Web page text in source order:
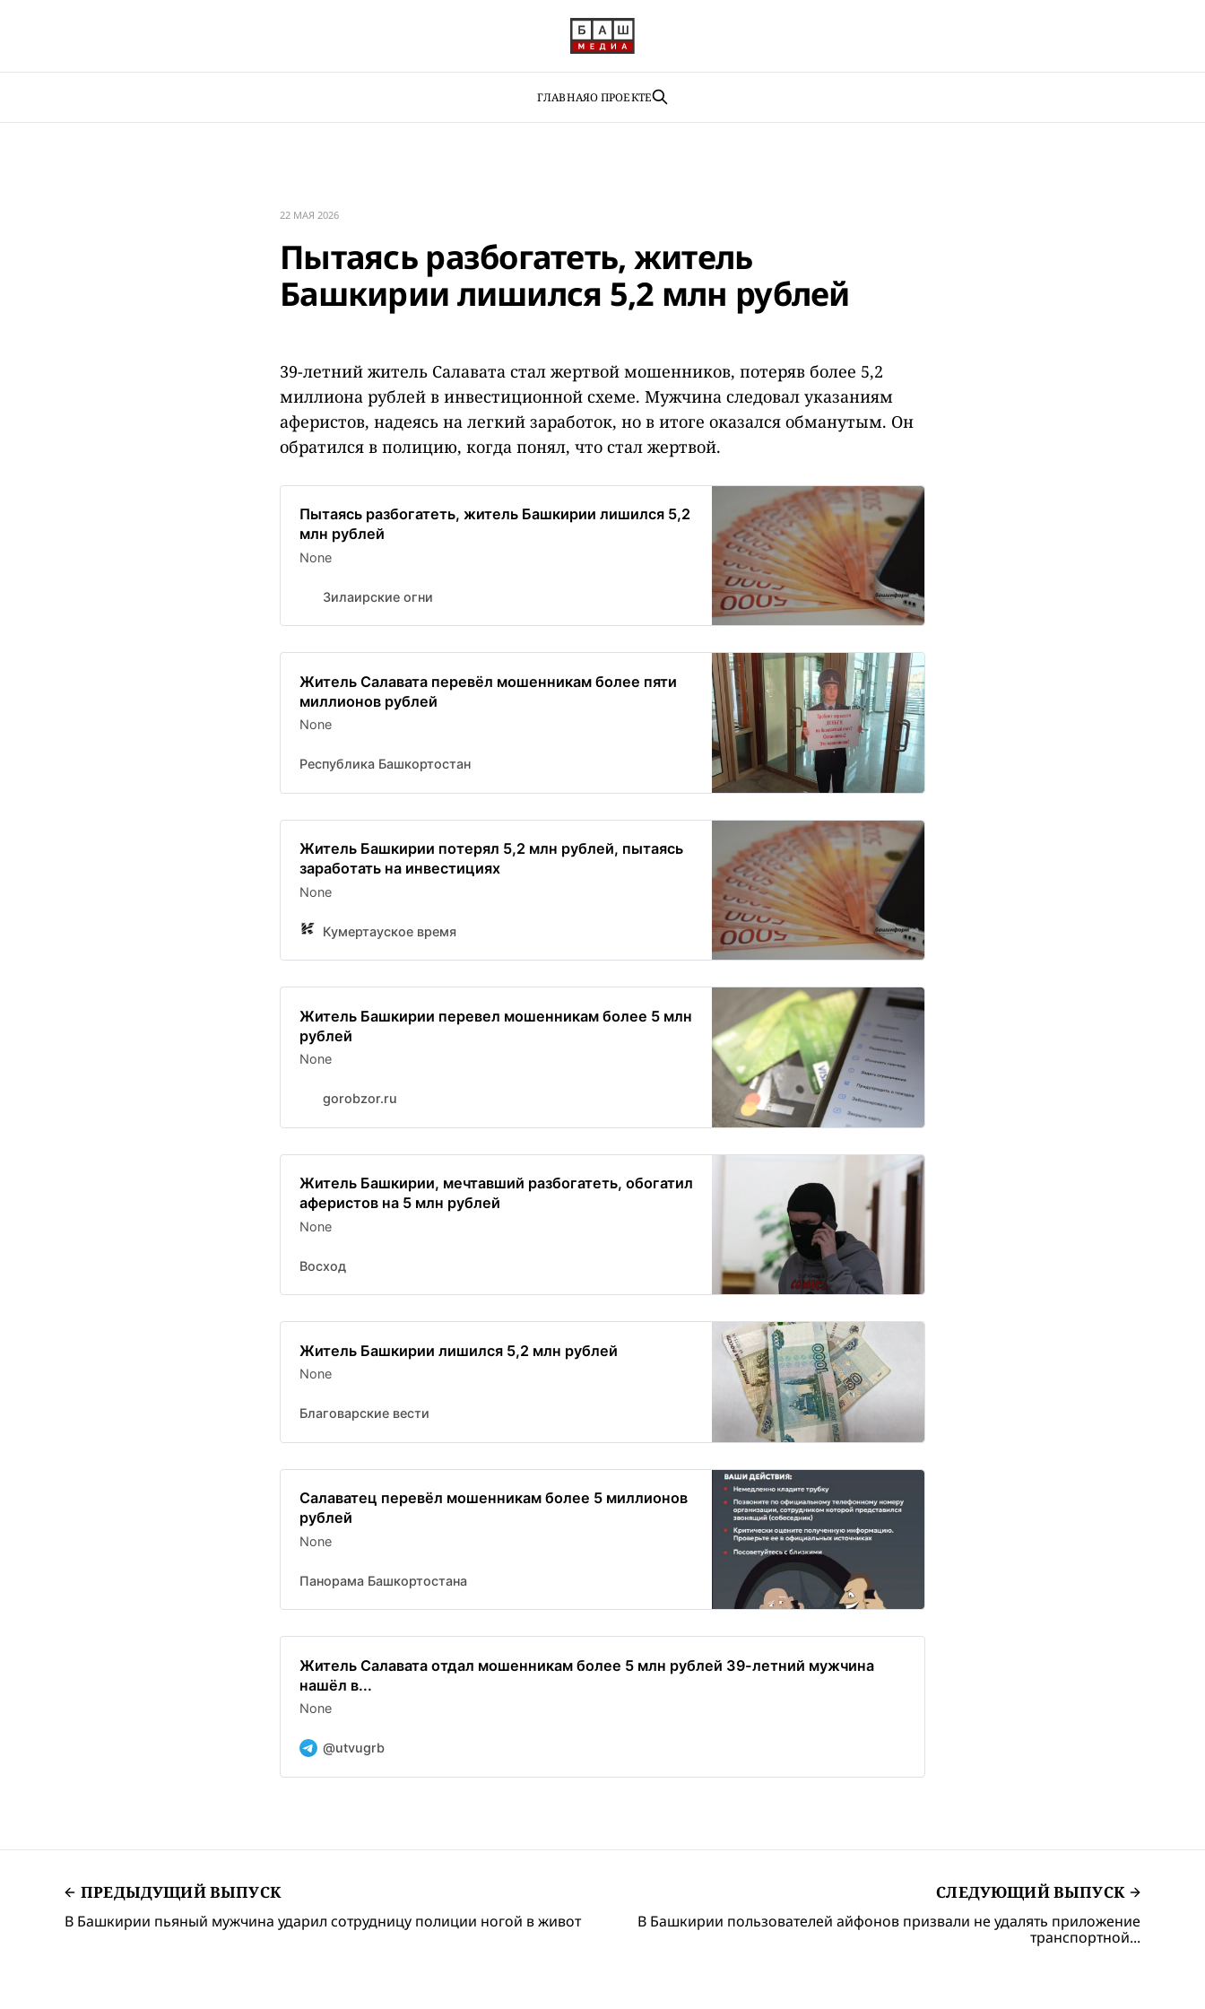
ГЛАВНАЯО ПРОЕКТЕ
22 МАЯ 2026
Пытаясь разбогатеть, житель
Башкирии лишился 5,2 млн рублей
39-летний житель Салавата стал жертвой мошенников, потеряв более 5,2
миллиона рублей в инвестиционной схеме. Мужчина следовал указаниям
аферистов, надеясь на легкий заработок, но в итоге оказался обманутым. Он
обратился в полицию, когда понял, что стал жертвой.
Пытаясь разбогатеть, житель Башкирии лишился 5,2
млн рублей
None
Зилаирские огни
Житель Салавата перевёл мошенникам более пяти
миллионов рублей
None
Республика Башкортостан
Житель Башкирии потерял 5,2 млн рублей, пытаясь
заработать на инвестициях
None
Кумертауское время
Житель Башкирии перевел мошенникам более 5 млн
рублей
None
gorobzor.ru
Житель Башкирии, мечтавший разбогатеть, обогатил
аферистов на 5 млн рублей
None
Восход
Житель Башкирии лишился 5,2 млн рублей
None
Благоварские вести
Салаватец перевёл мошенникам более 5 миллионов
рублей
None
Панорама Башкортостана
Житель Салавата отдал мошенникам более 5 млн рублей 39-летний мужчина
нашёл в...
None
@utvugrb
ПРЕДЫДУЩИЙ ВЫПУСК
В Башкирии пьяный мужчина ударил сотрудницу полиции ногой в живот
СЛЕДУЮЩИЙ ВЫПУСК
В Башкирии пользователей айфонов призвали не удалять приложение
транспортной...